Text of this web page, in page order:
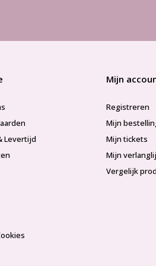
Levertijd
Mijn
Registreren
Mijn
Mijn tickets
Mijn
Vergelijk